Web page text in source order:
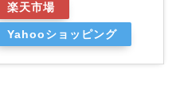
楽天市場
Yahooショッピング